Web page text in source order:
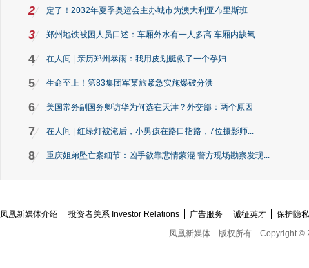
2 定了！2032年夏季奥运会主办城市为澳大利亚布里斯班
3 郑州地铁被困人员口述：车厢外水有一人多高 车厢内缺氧
4 在人间 | 亲历郑州暴雨：我用皮划艇救了一个孕妇
5 生命至上！第83集团军某旅紧急实施爆破分洪
6 美国常务副国务卿访华为何选在天津？外交部：两个原因
7 在人间 | 红绿灯被淹后，小男孩在路口指路，7位摄影师...
8 重庆姐弟坠亡案细节：凶手欲靠悲情蒙混 警方现场勘察发现...
凤凰新媒体介绍 投资者关系 Investor Relations 广告服务 诚征英才
保护隐
凤凰新媒体
版权所有 Copyright ©